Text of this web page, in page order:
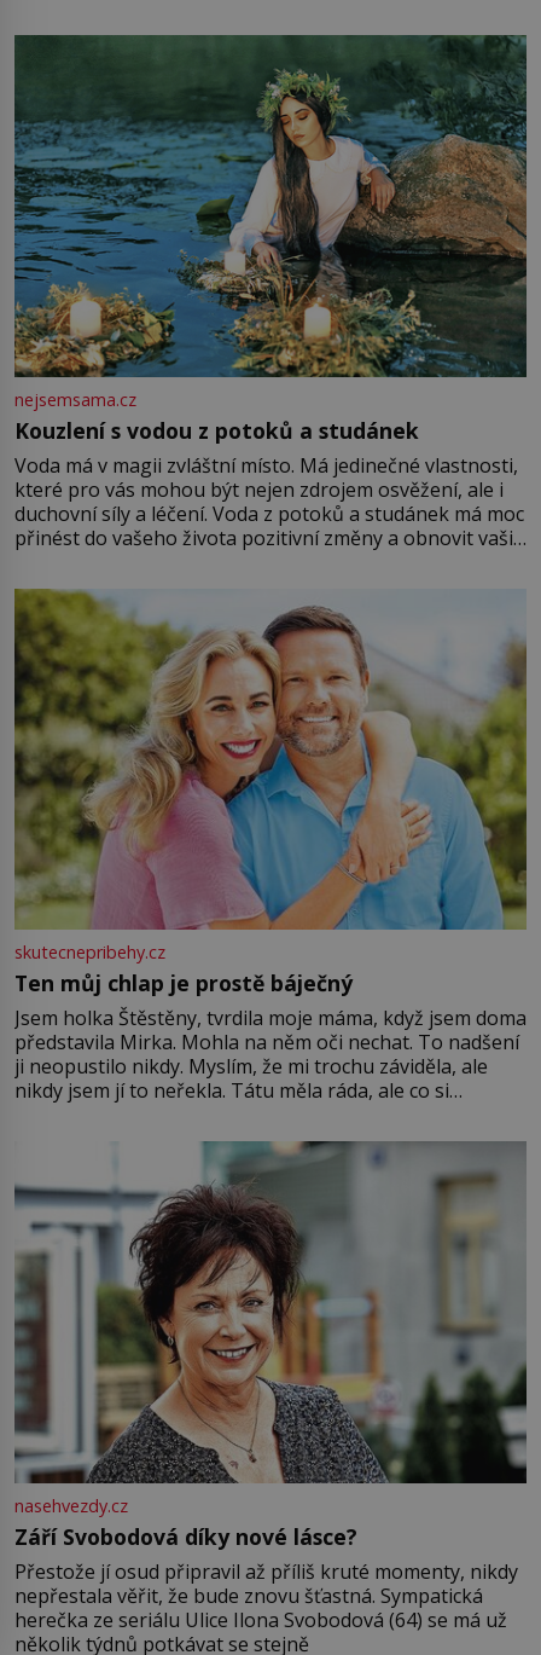
milostpaní. Stačí jenom na sukni,“ zhodnotí švadlena
množství růžového mušelínu. „Ošidili vás, podívejte.“
nejsemsama.cz
Kouzlení s vodou z potoků a studánek
Voda má v magii zvláštní místo. Má jedinečné vlastnosti,
které pro vás mohou být nejen zdrojem osvěžení, ale i
duchovní síly a léčení. Voda z potoků a studánek má moc
přinést do vašeho života pozitivní změny a obnovit vaši
můžete obohatit své rituály a přinést do svého života
větší harmonii a klid. Je důležité
skutecnepribehy.cz
Ten můj chlap je prostě báječný
Jsem holka Štěstěny, tvrdila moje máma, když jsem doma
představila Mirka. Mohla na něm oči nechat. To nadšení
ji neopustilo nikdy. Myslím, že mi trochu záviděla, ale
nikdy jsem jí to neřekla. Tátu měla ráda, ale co si
Jsme spolu moc rádi Tehdy byla jiná doba, když
nasehvezdy.cz
Září Svobodová díky nové lásce?
Přestože jí osud připravil až příliš kruté momenty, nikdy
nepřestala věřit, že bude znovu šťastná. Sympatická
herečka ze seriálu Ulice Ilona Svobodová (64) se má už
několik týdnů potkávat se stejně